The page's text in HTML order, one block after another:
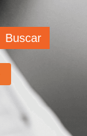
Buscar